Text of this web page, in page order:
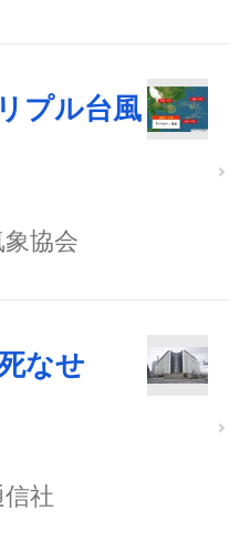
プル台風
象協会
なせ
社